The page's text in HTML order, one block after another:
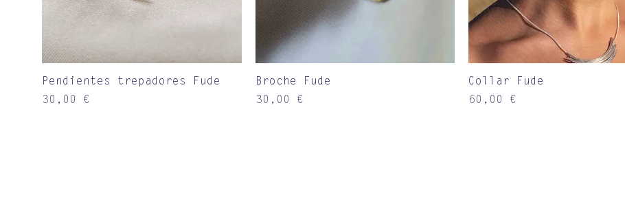
Vista rápida
Pendientes trepadores Fude
Precio
30,00 €
Vista rápida
Broche Fude
Precio
30,00 €
Vista rápida
Collar Fude
Precio
60,00 €